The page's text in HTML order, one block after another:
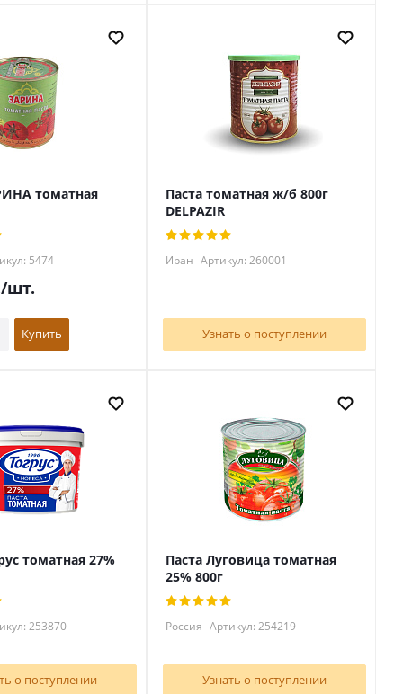
томатная
5474
/шт.
Купить
Паста томатная ж/б 800г
DELPAZIR
Иран Артикул: 260001
Узнать о поступлении
томатная 27%
253870
о поступлении
Паста Луговица томатная
25% 800г
Россия Артикул: 254219
Узнать о поступлении